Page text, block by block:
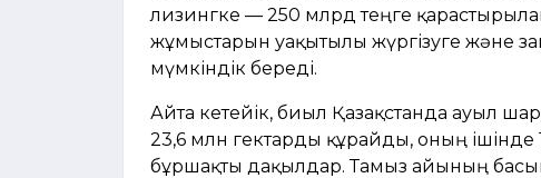
лизингке — 250 млрд теңге
жұмыстарын уақытылы жүргізуге және
мүмкіндік береді.
Айта кетейік, биыл Қазақстанда ауыл
23,6 млн гектарды құрайды, оның
бұршақты дақылдар. Тамыз айының